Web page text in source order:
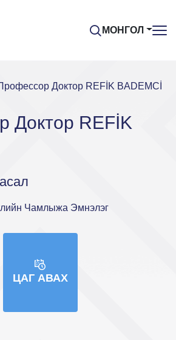
МОНГОЛ
Доктор REFİK BADEMCİ
Доктор REFİK
Чамлыжа Эмнэлэг
ЦАГ АВАХ